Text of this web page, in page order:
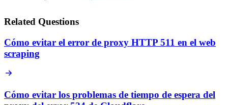
Related Questions
Cómo evitar el error de proxy HTTP 511 en el web
scraping
Cómo evitar los problemas de tiempo de espera del